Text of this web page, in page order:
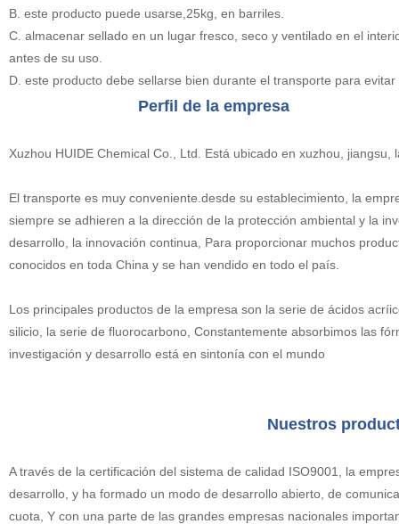
B. este producto puede usarse,25kg, en barriles.
C. almacenar sellado en un lugar fresco, seco y ventilado en el
antes de su uso.
D. este producto debe sellarse bien durante el transporte para
Perfil de la empresa
Xuzhou HUIDE Chemical Co., Ltd. Está ubicado en xuzhou,
El transporte es muy conveniente.desde su establecimiento, la
siempre se adhieren a la dirección de la protección ambiental y la
desarrollo, la innovación continua, Para proporcionar muchos
conocidos en toda China y se han vendido en todo el país.
Los principales productos de la empresa son la serie de ácidos
silicio, la serie de fluorocarbono, Constantemente absorbimos las
investigación y desarrollo está en sintonía con el mundo
Nuestros
A través de la certificación del sistema de calidad ISO9001, la
desarrollo, y ha formado un modo de desarrollo abierto, de
cuota, Y con una parte de las grandes empresas nacionales